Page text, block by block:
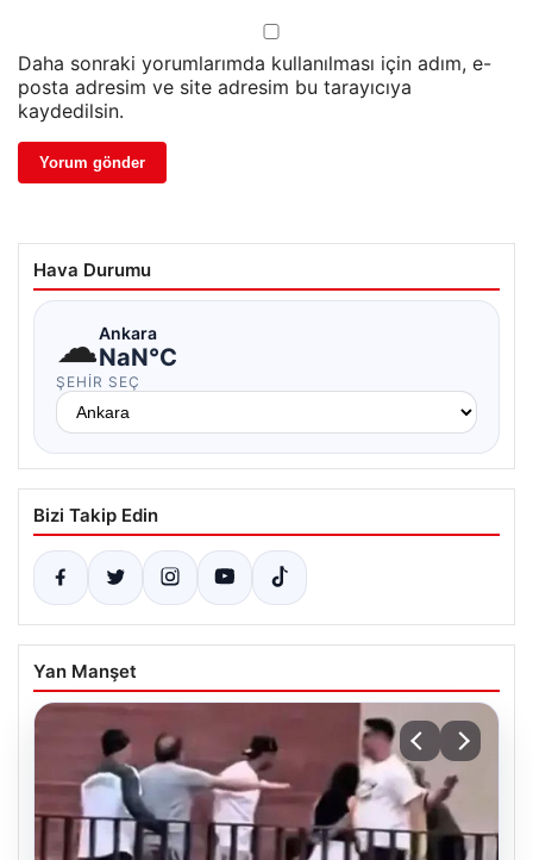
Daha sonraki yorumlarımda kullanılması için adım, e-
posta adresim ve site adresim bu tarayıcıya
kaydedilsin.
Hava Durumu
☁Ankara
NaN°C
ŞEHIR SEÇ
Bizi Takip Edin
Yan Manşet